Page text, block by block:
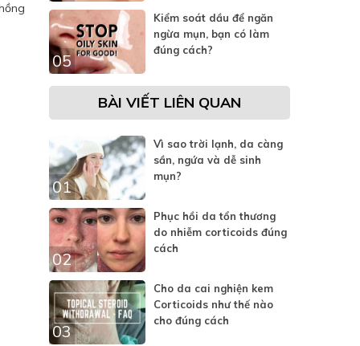
05
Kiểm soát dầu để ngăn
ngừa mụn, bạn có làm
đúng cách?
BÀI VIẾT LIÊN QUAN
01
Vì sao trời lạnh, da càng
sần, ngứa và dễ sinh
mụn?
02
Phục hồi da tổn thương
do nhiễm corticoids đúng
cách
03
Cho da cai nghiện kem
Corticoids như thế nào
cho đúng cách